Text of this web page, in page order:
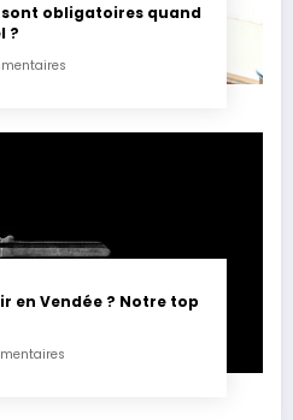
sont obligatoires quand
?
en Vendée ? Notre top